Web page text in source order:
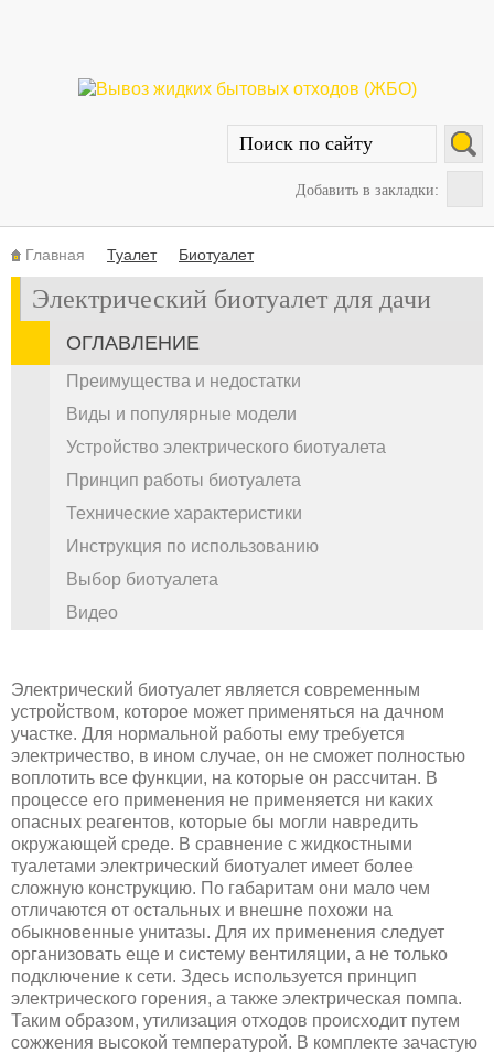
Добавить в закладки:
Главная Туалет Биотуалет
Электрический биотуалет для дачи
ОГЛАВЛЕНИЕ
Преимущества и недостатки
Виды и популярные модели
Устройство электрического биотуалета
Принцип работы биотуалета
Технические характеристики
Инструкция по использованию
Выбор биотуалета
Видео
Электрический биотуалет является современным
устройством, которое может применяться на дачном
участке. Для нормальной работы ему требуется
электричество, в ином случае, он не сможет полностью
воплотить все функции, на которые он рассчитан. В
процессе его применения не применяется ни каких
опасных реагентов, которые бы могли навредить
окружающей среде. В сравнение с жидкостными
туалетами электрический биотуалет имеет более
сложную конструкцию. По габаритам они мало чем
отличаются от остальных и внешне похожи на
обыкновенные унитазы. Для их применения следует
организовать еще и систему вентиляции, а не только
подключение к сети. Здесь используется принцип
электрического горения, а также электрическая помпа.
Таким образом, утилизация отходов происходит путем
сожжения высокой температурой. В комплекте зачастую